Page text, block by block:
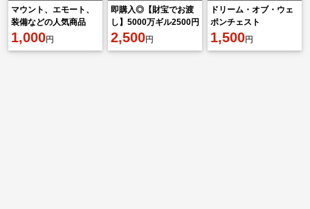
マウント、エモート、
装備などの人気商品
1,000円
即購入◎【財宝でお渡
し】5000万ギル2500円
2,500円
ドリーム・オブ・ウェ
ポンチェスト
1,500円